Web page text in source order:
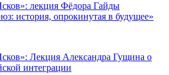
лекция Фёдора Гайды
история, опрокинутая в будущее»
Лекция Александра Гущина о
интеграции